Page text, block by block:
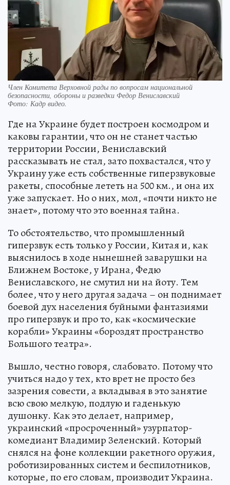
Член Комитета Верховной рады по вопросам национальной
безопасности, обороны и разведки Федор Вениславский
Фото: Кадр видео.
Где на Украине будет построен космодром и
каковы гарантии, что он не станет частью
территории России, Вениславский
рассказывать не стал, зато похвастался, что у
Украину уже есть собственные гиперзвуковые
ракеты, способные лететь на 500 км., и она их
уже запускает. Но о них, мол, «почти никто не
знает», потому что это военная тайна.
То обстоятельство, что промышленный
гиперзвук есть только у России, Китая и, как
выяснилось в ходе нынешней заварушки на
Ближнем Востоке, у Ирана, Федю
Вениславского, не смутил ни на йоту. Тем
более, что у него другая задача – он поднимает
боевой дух населения буйными фантазиями
про гиперзвук и про то, как «космические
корабли» Украины «бороздят пространство
Большого театра».
Вышло, честно говоря, слабовато. Потому что
учиться надо у тех, кто врет не просто без
зазрения совести, а вкладывая в это занятие
всю свою мелкую, подлую и гаденькую
душонку. Как это делает, например,
украинский «просроченный» узурпатор-
комедиант Владимир Зеленский. Который
снялся на фоне коллекции ракетного оружия,
роботизированных систем и беспилотников,
которые, по его словам, производит Украина.